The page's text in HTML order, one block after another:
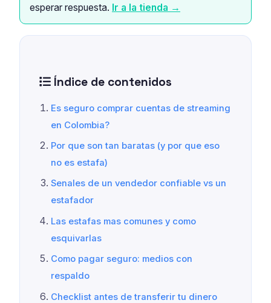
esperar respuesta. Ir a la tienda →
Índice de contenidos
Es seguro comprar cuentas de streaming
en Colombia?
Por que son tan baratas (y por que eso
no es estafa)
Senales de un vendedor confiable vs un
estafador
Las estafas mas comunes y como
esquivarlas
Como pagar seguro: medios con
respaldo
Checklist antes de transferir tu dinero